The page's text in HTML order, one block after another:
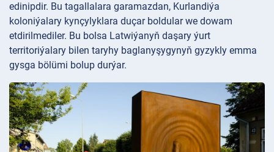
edinipdir. Bu tagallalara garamazdan, Kurlandiýa
koloniýalary kynçylyklara duçar boldular we dowam
etdirilmediler. Bu bolsa Latwiýanyň daşary ýurt
territoriýalary bilen taryhy baglanyşygynyň gyzykly emma
gysga bölümi bolup durýar.